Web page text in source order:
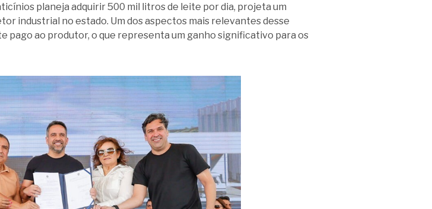
planeja adquirir 500 mil litros de leite por dia, projeta um
industrial no estado. Um dos aspectos mais relevantes desse
pago ao produtor, o que representa um ganho significativo para os